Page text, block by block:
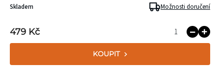
479 Kč
KOUPIT
Skladem Možnosti doručení